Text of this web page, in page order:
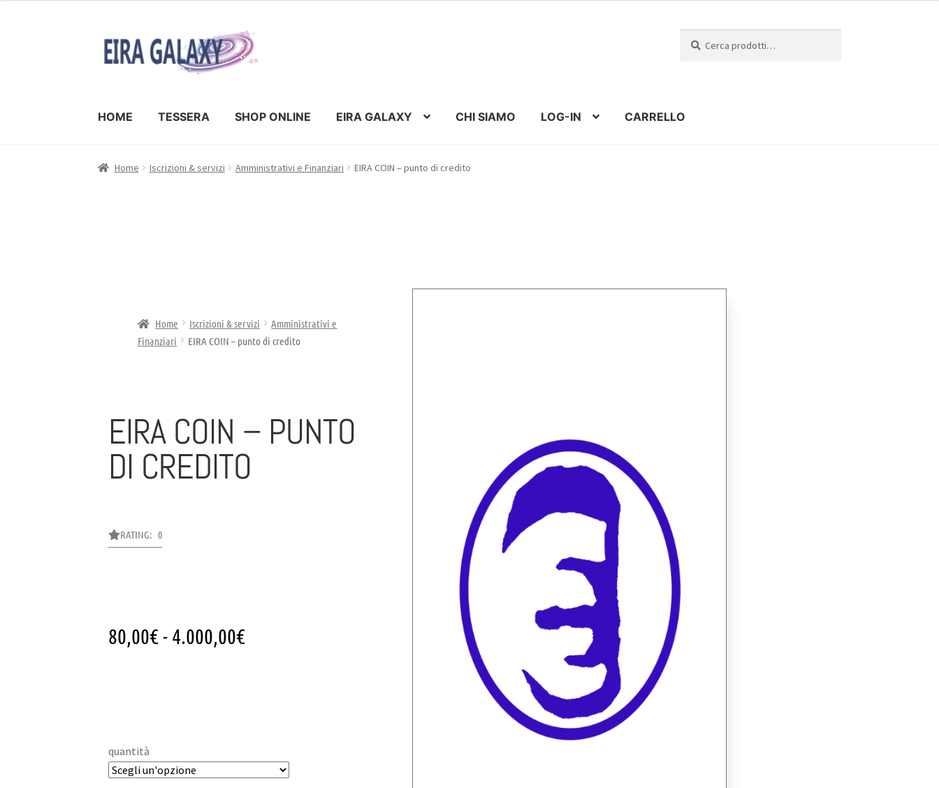
HOME TESSERA SHOP ONLINE EIRA GALAXY CHI SIAMO LOG-IN CARRELLO
Home Iscrizioni & servizi Amministrativi e Finanziari EIRA COIN – punto di credito
Home Iscrizioni & servizi
Amministrativi e
Finanziari
EIRA COIN – punto di credito
EIRA COIN – PUNTO
DI CREDITO
RATING: 0
80,00€-4.000,00€
quantità